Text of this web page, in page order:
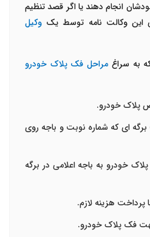
انجام دهند یا اگر قصد تنظیم
این وکالت نامه توسط یک وکیل
به سراغ مراحل فک پلاک خودرو
پلاک خودرو.
برگه ای که شماره نوبت و باجه روی
خودرو به باجه اعلامی در برگه
پرداخت هزینه لازم.
فک پلاک خودرو.